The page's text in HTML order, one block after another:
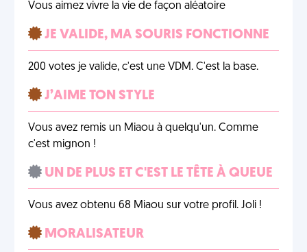
Vous aimez vivre la vie de façon aléatoire
JE VALIDE, MA SOURIS FONCTIONNE
200 votes je valide, c'est une VDM. C'est la base.
J’AIME TON STYLE
Vous avez remis un Miaou à quelqu'un. Comme
c'est mignon !
UN DE PLUS ET C'EST LE TÊTE À QUEUE
Vous avez obtenu 68 Miaou sur votre profil. Joli !
MORALISATEUR